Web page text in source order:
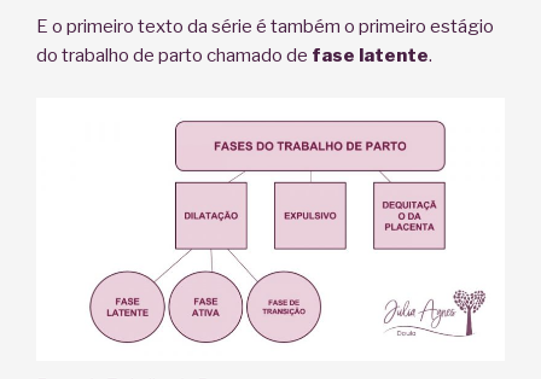
E o primeiro texto da série é também o primeiro estágio
do trabalho de parto chamado de fase latente.